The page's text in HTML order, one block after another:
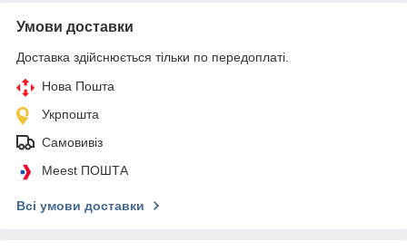
Умови доставки
Доставка здійснюється тільки по передоплаті.
Нова Пошта
Укрпошта
Самовивіз
Meest ПОШТА
Всі умови доставки